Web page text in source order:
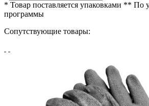
* Товар поставляется упаковками ** По
программы
Сопутствующие товары: